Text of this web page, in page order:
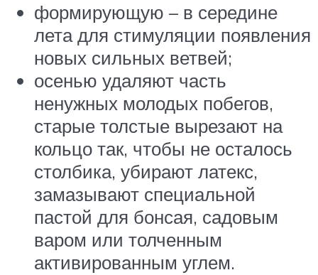
формирующую – в середине
лета для стимуляции появления
новых сильных ветвей;
осенью удаляют часть
ненужных молодых побегов,
старые толстые вырезают на
кольцо так, чтобы не осталось
столбика, убирают латекс,
замазывают специальной
пастой для бонсая, садовым
варом или толченным
активированным углем.